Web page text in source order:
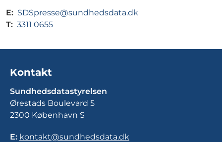
E: SDSpresse@sundhedsdata.dk
T: 3311 0655
Kontakt
Sundhedsdatastyrelsen
Ørestads Boulevard 5
2300 København S
E: kontakt@sundhedsdata.dk